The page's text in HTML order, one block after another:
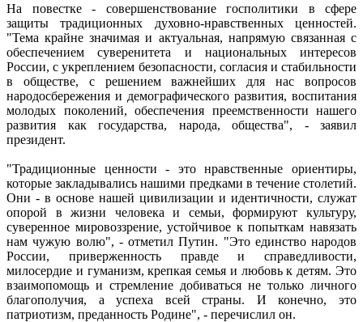
На повестке - совершенствование госполитики в сфере
защиты традиционных духовно-нравственных ценностей.
"Тема крайне значимая и актуальная, напрямую связанная с
обеспечением суверенитета и национальных интересов
России, с укреплением безопасности, согласия и стабильности
в обществе, с решением важнейших для нас вопросов
народосбережения и демографического развития, воспитания
молодых поколений, обеспечения преемственности нашего
развития как государства, народа, общества", - заявил
президент.
"Традиционные ценности - это нравственные ориентиры,
которые закладывались нашими предками в течение столетий.
Они - в основе нашей цивилизации и идентичности, служат
опорой в жизни человека и семьи, формируют культуру,
суверенное мировоззрение, устойчивое к попыткам навязать
нам чужую волю", - отметил Путин. "Это единство народов
России, приверженность правде и справедливости,
милосердие и гуманизм, крепкая семья и любовь к детям. Это
взаимопомощь и стремление добиваться не только личного
благополучия, а успеха всей страны. И конечно, это
патриотизм, преданность Родине", - перечислил он.